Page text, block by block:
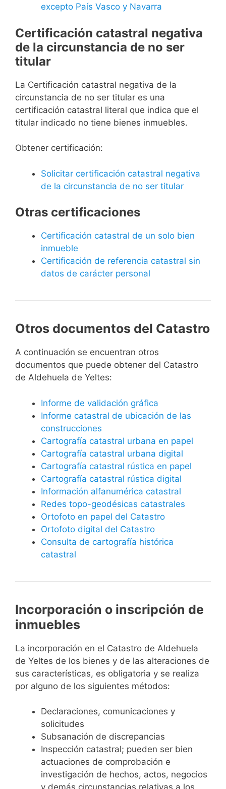
excepto País Vasco y Navarra
Certificación catastral negativa
de la circunstancia de no ser
titular
La Certificación catastral negativa de la
circunstancia de no ser titular es una
certificación catastral literal que indica que el
titular indicado no tiene bienes inmuebles.
Obtener certificación:
Solicitar certificación catastral negativa
de la circunstancia de no ser titular
Otras certificaciones
Certificación catastral de un solo bien
inmueble
Certificación de referencia catastral sin
datos de carácter personal
Otros documentos del Catastro
A continuación se encuentran otros
documentos que puede obtener del Catastro
de Aldehuela de Yeltes:
Informe de validación gráfica
Informe catastral de ubicación de las
construcciones
Cartografía catastral urbana en papel
Cartografía catastral urbana digital
Cartografía catastral rústica en papel
Cartografía catastral rústica digital
Información alfanumérica catastral
Redes topo-geodésicas catastrales
Ortofoto en papel del Catastro
Ortofoto digital del Catastro
Consulta de cartografía histórica
catastral
Incorporación o inscripción de
inmuebles
La incorporación en el Catastro de Aldehuela
de Yeltes de los bienes y de las alteraciones de
sus características, es obligatoria y se realiza
por alguno de los siguientes métodos:
Declaraciones, comunicaciones y
solicitudes
Subsanación de discrepancias
Inspección catastral; pueden ser bien
actuaciones de comprobación e
investigación de hechos, actos, negocios